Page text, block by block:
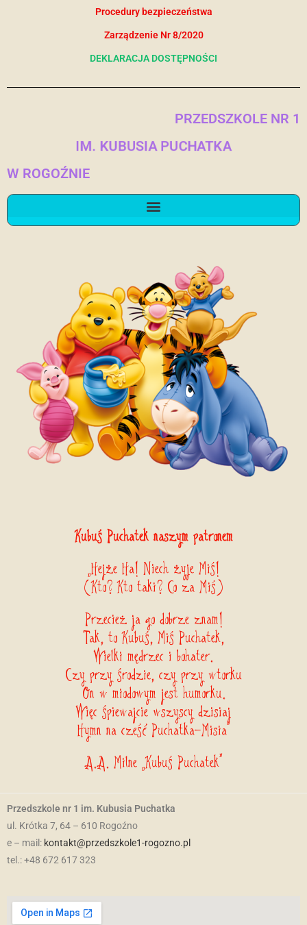
Procedury bezpieczeństwa
Zarządzenie Nr 8/2020
DEKLARACJA DOSTĘPNOŚCI
PRZEDSZKOLE NR 1
IM. KUBUSIA PUCHATKA
W ROGOŹNIE
Kubuś Puchatek naszym patronem
„Hejże Ha! Niech żyje Miś!
(Kto? Kto taki? Co za Miś)
Przecież ja go dobrze znam!
Tak, to Kubuś, Miś Puchatek,
Wielki mędrzec i bohater.
Czy przy środzie, czy przy wtorku
On w miodowym jest humorku.
Więc śpiewajcie wszyscy dzisiaj
Hymn na cześć Puchatka-Misia”
A.A. Milne „Kubuś Puchatek”
Przedszkole nr 1 im. Kubusia Puchatka
ul. Krótka 7, 64 – 610 Rogoźno
e – mail: kontakt@przedszkole1-rogozno.pl
tel.: +48 672 617 323